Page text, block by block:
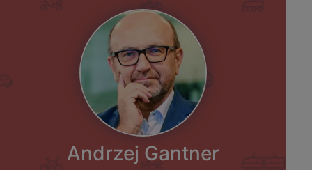
Andrzej Gantner